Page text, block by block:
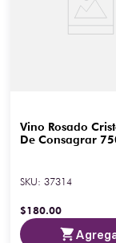
Vino Rosado
De Consagrar
SKU: 37314
$180.00